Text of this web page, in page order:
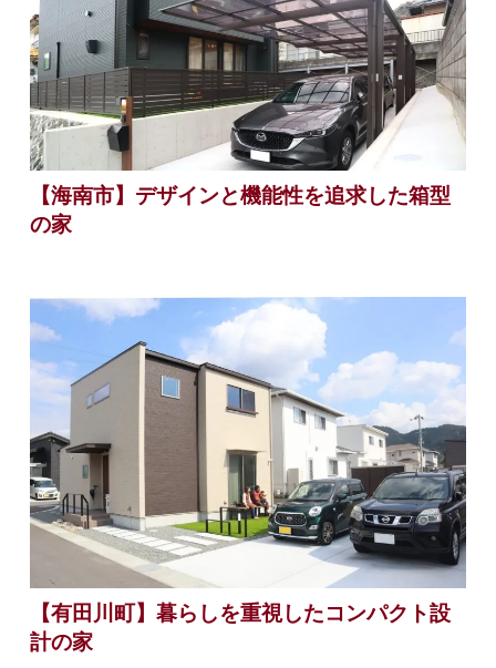
【海南市】デザインと機能性を追求した箱型
の家
【有田川町】暮らしを重視したコンパクト設
計の家